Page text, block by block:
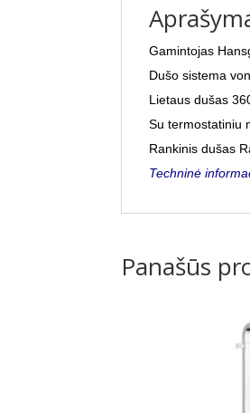
Gamintojas
Dušo sistema
Lietaus dušas
Su termostatiniu
Rankinis dušas
Techninė
Panašūs